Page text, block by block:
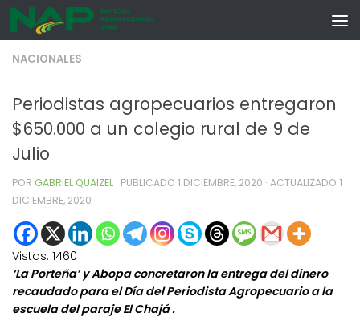
Skip to content
NACIONALES
Periodistas agropecuarios entregaron
$650.000 a un colegio rural de 9 de
Julio
POR GABRIEL QUAIZEL · PUBLICADO 1 DICIEMBRE, 2020 · ACTUALIZADO 1
DICIEMBRE, 2020
Vistas: 1460
‘La Porteña’ y Abopa concretaron la entrega del dinero
recaudado para el Día del Periodista Agropecuario a la
escuela del paraje El Chajá .